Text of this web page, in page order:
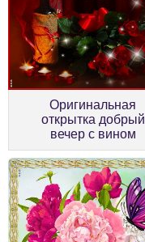
Оригинальная
открытка добрый
вечер с вином